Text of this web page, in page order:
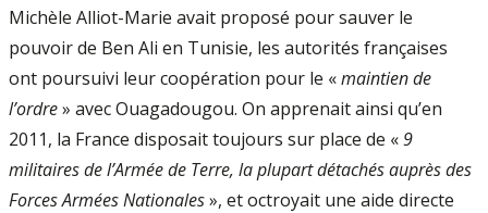
Michèle Alliot-Marie avait proposé pour sauver le
pouvoir de Ben Ali en Tunisie, les autorités françaises
ont poursuivi leur coopération pour le «maintien de
l’ordre» avec Ouagadougou. On apprenait ainsi qu’en
2011, la France disposait toujours sur place de «9
militaires de l’Armée de Terre, la plupart détachés auprès des
Forces Armées Nationales», et octroyait une aide directe